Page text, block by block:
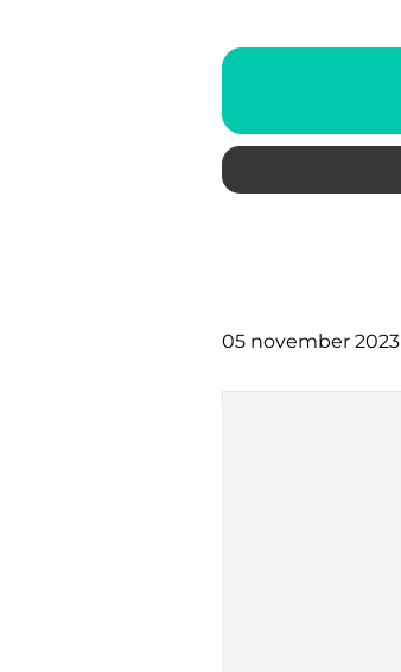
05 november 2023